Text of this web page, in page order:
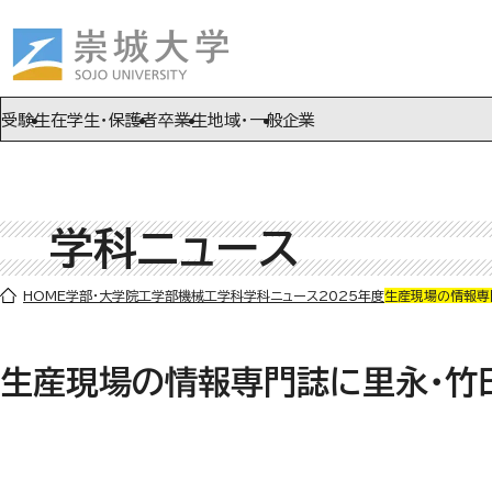
本文(c)へ
受験生在学生・保護者卒業生地域・一般企業
ここから本文です。
学科ニュース
HOME学部・大学院工学部機械工学科学科ニュース 2025年度生産現場の情報
生産現場の情報専門誌に里永・